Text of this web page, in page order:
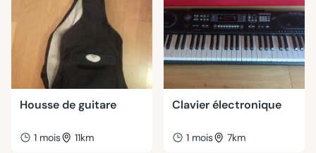
Housse de guitare
1 mois 11km
Clavier électronique
1 mois 7km